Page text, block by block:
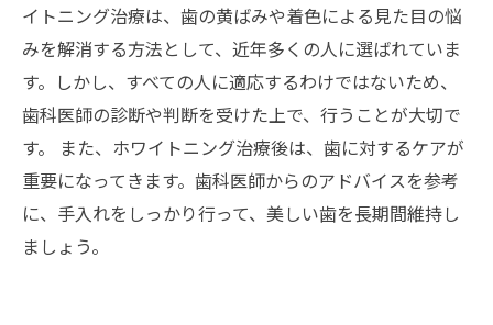
イトニング治療は、歯の黄ばみや着色による見た目の悩
みを解消する方法として、近年多くの人に選ばれていま
す。しかし、すべての人に適応するわけではないため、
歯科医師の診断や判断を受けた上で、行うことが大切で
す。 また、ホワイトニング治療後は、歯に対するケアが
重要になってきます。歯科医師からのアドバイスを参考
に、手入れをしっかり行って、美しい歯を長期間維持し
ましょう。